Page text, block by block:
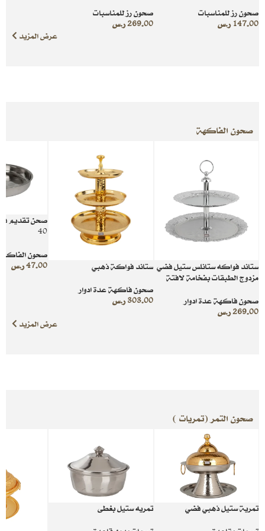
صحون رز للمناسبات
147.00 ر.س
صحون رز للمناسبات
269.00ر.س
عرض المزيد
صحون الفاكهة
ستاند فواكه ستانلس ستيل فضي
مزدوج الطبقات بفخامة لافتة
صحون فاكهة عدة ادوار
269.00ر.س
ستاند فواكة ذهبي
صحون فاكهة عدة ادوار
303.00 ر.س
صحن تقديم
40
صحون
47.00ر.س
عرض المزيد
صحون التمر (تمريات )
تمرية ستيل ذهبي فضي
تمريه ستيل بغطى